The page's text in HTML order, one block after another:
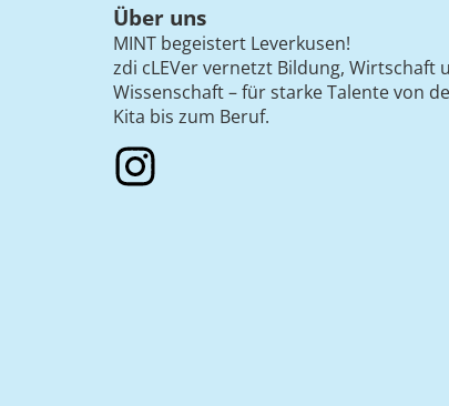
Über uns
MINT begeistert Leverkusen!
zdi cLEVer vernetzt Bildung, Wirtschaft
Wissenschaft – für starke Talente von
Kita bis zum Beruf.